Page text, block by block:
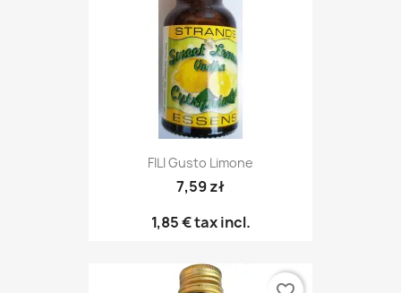
FILI Gusto Limone
7,59 zł
1,85 €tax incl.